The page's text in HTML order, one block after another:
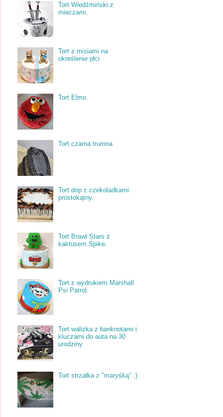
Tort Wiedźmiński z
mieczami.
Tort z misiami na
określenie płci
Tort Elmo.
Tort czarna trumna
Tort drip z czekoladkami
prostokątny.
Tort Brawl Stars z
kaktusem Spike.
Tort z wydrukiem Marshall
Psi Patrol.
Tort walizka z banknotami i
kluczami do auta na 30
urodziny
Tort strzałka z "maryśką" :)